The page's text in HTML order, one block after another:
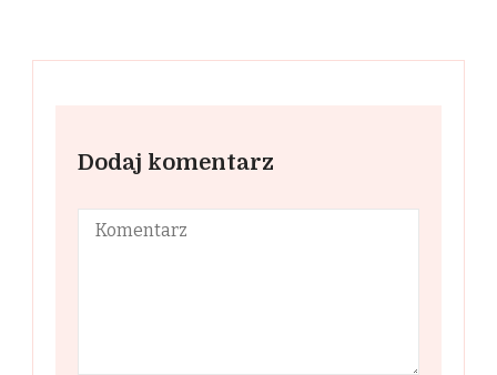
Dodaj komentarz